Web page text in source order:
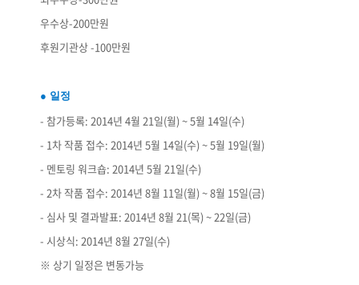
우수상-200만원
후원기관상 -100만원
● 일정
- 참가등록: 2014년 4월 21일(월) ~ 5월 14일(수)
- 1차 작품 접수: 2014년 5월 14일(수) ~ 5월 19일(월)
- 멘토링 워크숍: 2014년 5월 21일(수)
- 2차 작품 접수: 2014년 8월 11일(월) ~ 8월 15일(금)
- 심사 및 결과발표: 2014년 8월 21(목) ~ 22일(금)
- 시상식: 2014년 8월 27일(수)
※ 상기 일정은 변동가능